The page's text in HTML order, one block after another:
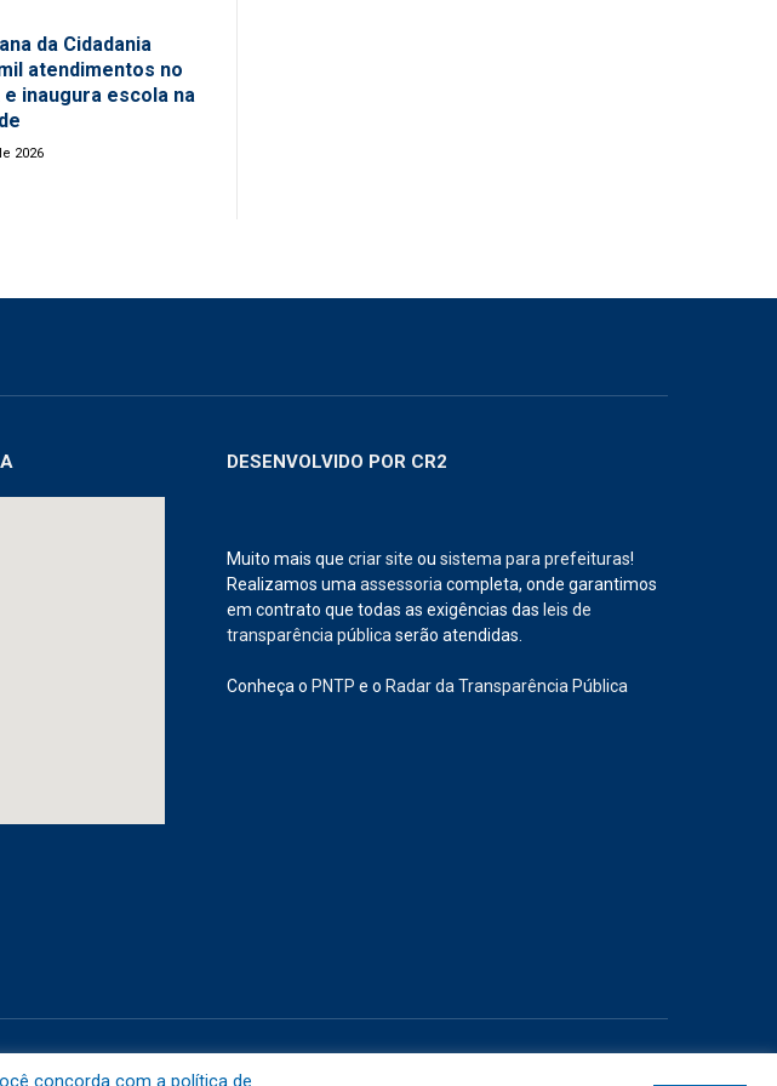
da Cidadania
atendimentos no
e inaugura escola na
2026
DESENVOLVIDO POR CR2
Muito mais que criar site ou sistema para prefeituras!
Realizamos uma assessoria completa, onde garantimos
em contrato que todas as exigências das leis de
transparência pública serão atendidas.
Conheça o PNTP e o Radar da Transparência Pública
concorda com a política de